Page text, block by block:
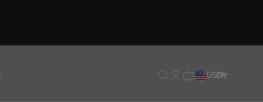
Translation missing :
Translation missing :
Traduction
USDFR